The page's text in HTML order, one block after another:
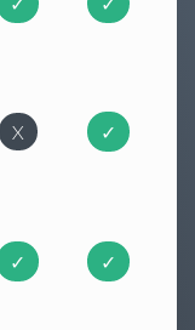
X ✓
✓ ✓